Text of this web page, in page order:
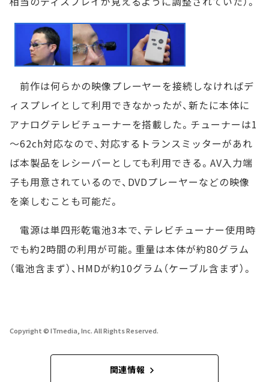
前作は何らかの映像プレーヤーを接続しなければデ
ィスプレイとして利用できなかったが、新たに本体に
アナログテレビチューナーを搭載した。チューナーは1
～62ch対応なので、対応するトランスミッターがあれ
ば本製品をレシーバーとしても利用できる。AV入力端
子も用意されているので、DVDプレーヤーなどの映像
を楽しむことも可能だ。
電源は単四形乾電池3本で、テレビチューナー使用時
でも約2時間の利用が可能。重量は本体が約80グラム
（電池含まず）、HMDが約10グラム（ケーブル含まず）。
Copyright © ITmedia, Inc. All Rights Reserved.
関連情報